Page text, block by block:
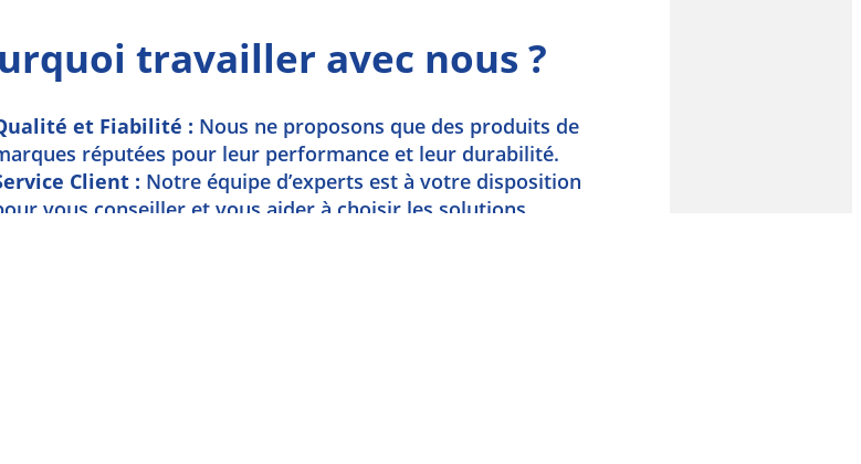
travailler avec nous ?
et Fiabilité : Nous ne proposons que des produits de
réputées pour leur performance et leur durabilité.
Client : Notre équipe d’experts est à votre disposition
vous conseiller et vous aider à choisir les solutions